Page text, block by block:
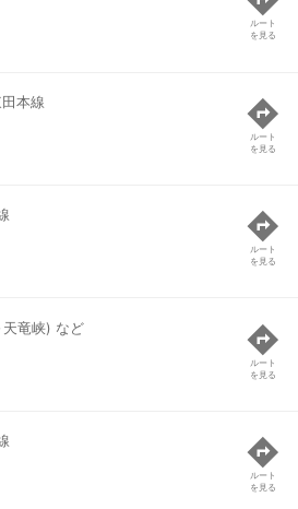
ルート
を見る
本線
ルート
を見る
ルート
を見る
竜峡) など
ルート
を見る
ルート
を見る